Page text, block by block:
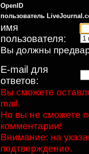
OpenID
пользователь
имя
пользователя:
Вы должны
E-mail для
ответов:
Вы сможете
mail.
Но вы не сможете
комментарии!
Внимание: на
подтверждение.